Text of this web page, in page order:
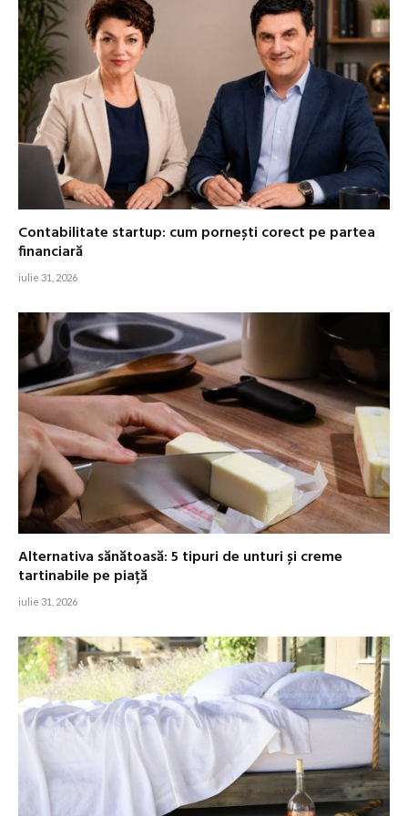
Contabilitate startup: cum pornești corect pe partea
financiară
iulie 31, 2026
Alternativa sănătoasă: 5 tipuri de unturi și creme
tartinabile pe piață
iulie 31, 2026